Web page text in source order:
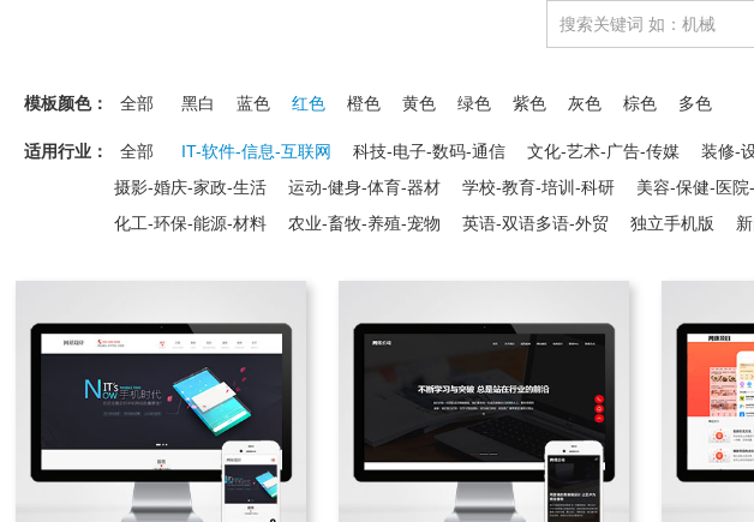
模板颜色： 全部 黑白 蓝色 红色 橙色 黄色 绿色 紫色 灰色 棕色 多色
适用行业： 全部 IT-软件-信息-互联网 科技-电子-数码-通信 文化-艺术-广告-传媒 装修-
摄影-婚庆-家政-生活
运动-健身-体育-器材 学校-教育-培训-科研 美容-保健-医院
化工-环保-能源-材料
农业-畜牧-养殖-宠物 英语-双语多语-外贸 独立手机版